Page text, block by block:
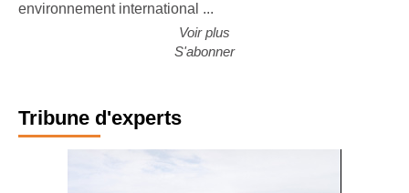
des grands constructeurs européens. Malgré un
Voir plus
Tribune d'experts